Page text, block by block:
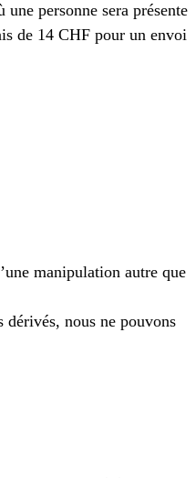
personne sera présente
de 14 CHF pour un envoi
manipulation autre que
dérivés, nous ne pouvons